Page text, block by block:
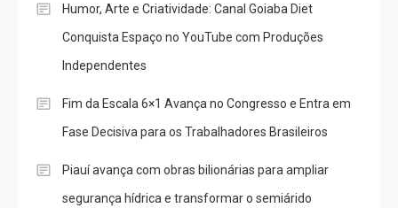
Humor, Arte e Criatividade: Canal Goiaba Diet
Conquista Espaço no YouTube com Produções
Independentes
Fim da Escala 6×1 Avança no Congresso e Entra em
Fase Decisiva para os Trabalhadores Brasileiros
Piauí avança com obras bilionárias para ampliar
segurança hídrica e transformar o semiárido